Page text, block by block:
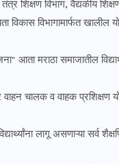
तंत्र शिक्षण विभाग, वैद्यकीय
विभागामार्फत खालील
आता मराठा समाजातील
वाहन चालक व वाहक प्रशिक्षण
लागू असणाऱ्या सर्व